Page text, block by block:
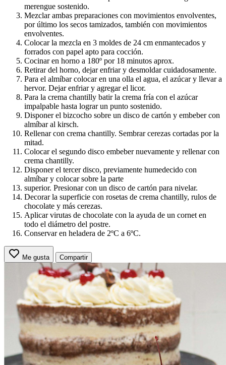
merengue sostenido.
Mezclar ambas preparaciones con movimientos envolventes,
por último los secos tamizados, también con movimientos
envolventes.
Colocar la mezcla en 3 moldes de 24 cm enmantecados y
forrados con papel apto para cocción.
Cocinar en horno a 180º por 18 minutos aprox.
Retirar del horno, dejar enfriar y desmoldar cuidadosamente.
Para el almíbar colocar en una olla el agua, el azúcar y llevar a
hervor. Dejar enfriar y agregar el licor.
Para la crema chantilly batir la crema fría con el azúcar
impalpable hasta lograr un punto sostenido.
Disponer el bizcocho sobre un disco de cartón y embeber con
almíbar al kirsch.
Rellenar con crema chantilly. Sembrar cerezas cortadas por la
mitad.
Colocar el segundo disco embeber nuevamente y rellenar con
crema chantilly.
Disponer el tercer disco, previamente humedecido con
almíbar y colocar sobre la parte
superior. Presionar con un disco de cartón para nivelar.
Decorar la superficie con rosetas de crema chantilly, rulos de
chocolate y más cerezas.
Aplicar virutas de chocolate con la ayuda de un cornet en
todo el diámetro del postre.
Conservar en heladera de 2ºC a 6ºC.
Me gusta Compartir